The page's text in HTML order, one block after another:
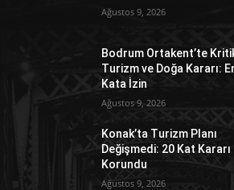
Ağustos 9, 2026
Bodrum Ortakent’te
Turizm ve Doğa Kararı:
Kata İzin
Ağustos 9, 2026
Konak’ta Turizm Planı
Değişmedi: 20 Kat Kararı
Korundu
Ağustos 9, 2026